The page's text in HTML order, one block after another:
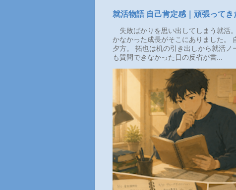
就活物語 自己肯定感｜頑張って
失敗ばかりを思い出してしまう就活
かなかった成長がそこにありました
夕方。 拓也は机の引き出しから就活
も質問できなかった日の反省が書...